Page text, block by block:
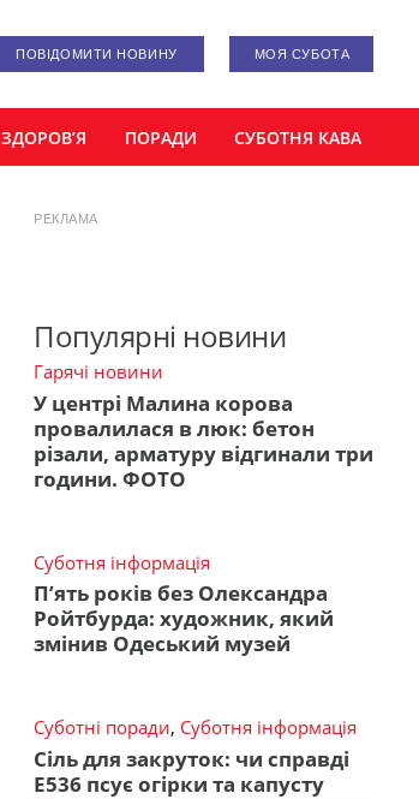
ПОВІДОМИТИ НОВИНУ МОЯ СУБОТА
ЗДОРОВ’Я ПОРАДИ СУБОТНЯ КАВА
РЕКЛАМА
Популярні новини
Гарячі новини
У центрі Малина корова
провалилася в люк: бетон
різали, арматуру відгинали три
години. ФОТО
Суботня інформація
П’ять років без Олександра
Ройтбурда: художник, який
змінив Одеський музей
Суботні поради, Суботня інформація
Сіль для закруток: чи справді
Е536 псує огірки та капусту